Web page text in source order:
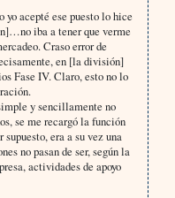
acepté ese puesto lo hice
iba a tener que verme
Craso error de
en [la división]
Fase IV. Claro, esto no lo
y sencillamente no
se me recargó la función
era a su vez una
no pasan de ser, según la
actividades de apoyo